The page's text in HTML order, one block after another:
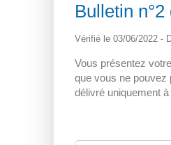
Bulletin
Vérifié le 03/06/2022 -
Vous présentez
que vous ne pouvez
délivré uniquement